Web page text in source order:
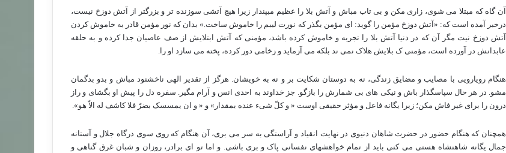
آن گاه که مبتلا می شوی، زاری مکن و بی تاب مباش و آتش بلا را عظیم مبپندار زیرا هیچ آتشی سوزنده تر و بزرگتر از آتش دوزخ نیست،
درخبر آمده است که: «آتش دوزخ مؤمن را گوید: ای مؤمن بگذر که نورت لیبم را خاموش ساخت.» بدان که نور مؤمن قادر به خاموش کردن
آتش دوزخ نیت مگر آن که در دنیا آتش بلا را تجربه و خاموش کرده باشد، مؤمنی که آتش ابتلایش از صف عاصیان جدا کرده و به حلقه
عابدانش در آورده است، مؤمنی ک بلایش هلاک نمی ند بلکه می آزماید و زخامی دور کرده، پخته می سازد او را.
هنگام رویارویی با مصایب و مضایق زندگی، نه به دوستان شکایت بر و نه به خویشان. هرگز از تقدیر الهی ناخشنود مباش و بدو بدگمان
مشو. در هر حال سپاسگذار باش و نیکی های بی شمارش را بازگو. جز خداوند به احدی انس و آرام مگیر. سفره دل را پیش او بگشای و راز
درون را برای غیر فاش مکن؛ زیرا یگانه فاعل و مؤثر حقیقی اوست « و کلّ شیء عنده بمقدار» و « و ان یمسسک بضرّ فلا کاشف له الاّ هو».
همچنان که هنگام حضور در حضرت شاهان دنیوی در نهایت انقیاد و آراستگی به سر می بری، آن هنگام که روی سوی درگاه جلال و آستانه
جمال یگانه شاهنشاه هستی می کنی باید از تمام خواهشهای نفسانی پاک و بری باشی. و اما تو ای برادر، روزان و شبان غرق گناهی و